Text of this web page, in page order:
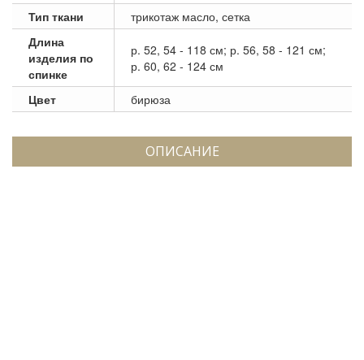
Тип ткани
трикотаж масло, сетка
Длина
изделия по
спинке
р. 52, 54 - 118 см; р. 56, 58 - 121 см;
р. 60, 62 - 124 см
Цвет бирюза
ОПИСАНИЕ